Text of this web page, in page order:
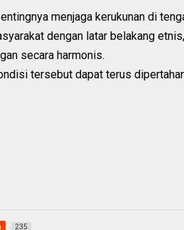
menjaga kerukunan di
dengan latar belakang
secara harmonis.
tersebut dapat terus
235